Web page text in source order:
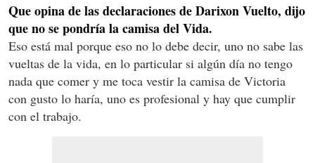
Que opina de las declaraciones de Darixon Vuelto, dijo
que no se pondría la camisa del Vida.
Eso está mal porque eso no lo debe decir, uno no sabe las
vueltas de la vida, en lo particular si algún día no tengo
nada que comer y me toca vestir la camisa de Victoria
con gusto lo haría, uno es profesional y hay que cumplir
con el trabajo.